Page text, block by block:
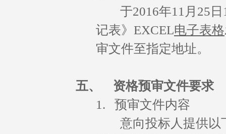
于2016年11月25日
记表》EXCEL电子表格
审文件至指定地址。
五、 资格预审文件要求
1. 预审文件内容
意向投标人提供以